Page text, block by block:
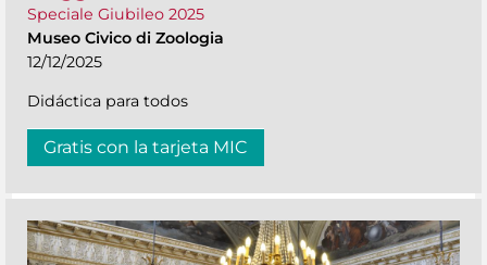
Speciale Giubileo 2025
Museo Civico di Zoologia
12/12/2025
Didáctica para todos
Gratis con la tarjeta MIC